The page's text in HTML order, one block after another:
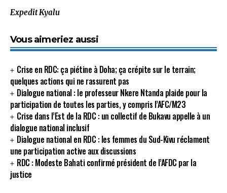
Expedit Kyalu
Vous aimeriez aussi
Crise en RDC: ça piétine à Doha; ça crépite sur le terrain;
quelques actions qui ne rassurent pas
Dialogue national : le professeur Nkere Ntanda plaide pour la
participation de toutes les parties, y compris l’AFC/M23
Crise dans l’Est de la RDC : un collectif de Bukavu appelle à un
dialogue national inclusif
Dialogue national en RDC : les femmes du Sud-Kivu réclament
une participation active aux discussions
RDC : Modeste Bahati confirmé président de l’AFDC par la
justice